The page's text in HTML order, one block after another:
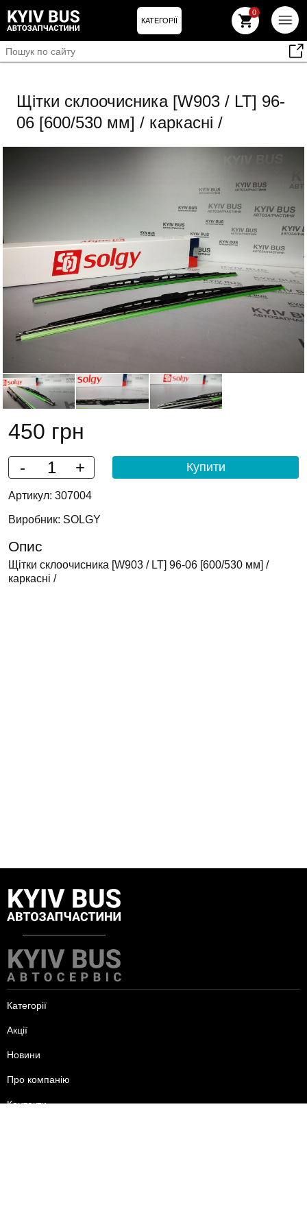
КАТЕГОРІЇ
0
Щітки склоочисника [W903 / LT] 96-
06 [600/530 мм] / каркасні /
450 грн
- +
Артикул: 307004
Виробник: SOLGY
Опис
Щітки склоочисника [W903 / LT] 96-06 [600/530 мм] /
каркасні /
Категорії
Акції
Новини
Про компанію
Контакти